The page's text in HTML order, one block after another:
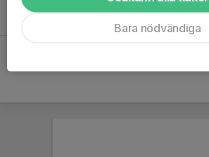
Inmarsch med seniorlaget för P6
Bara nödvändiga